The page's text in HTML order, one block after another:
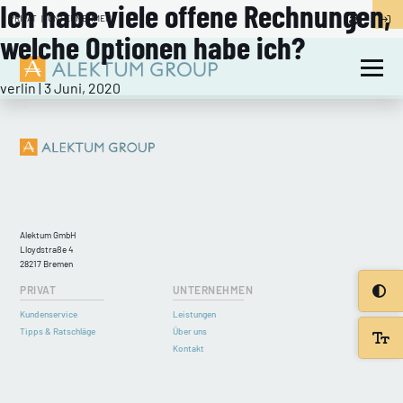
PRIVAT | UNTERNEHMEN
Ich habe viele offene Rechnungen,
welche Optionen habe ich?
verlin|3 Juni, 2020
Categories:
Beitragsnavigation
←Warum sind Gebühren bei Ihnen offen, obwohl ich bezahlt
habe?
Wie hoch sind meine Gesamtschulden bei Ihnen?
Alektum GmbH
Lloydstraße 4
28217 Bremen
PRIVAT
Kundenservice
Tipps & Ratschläge
UNTERNEHMEN
Leistungen
Über uns
Kontakt